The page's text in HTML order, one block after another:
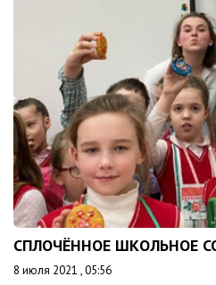
СПЛОЧЁННОЕ ШКОЛЬНОЕ
8 июля 2021 , 05:56